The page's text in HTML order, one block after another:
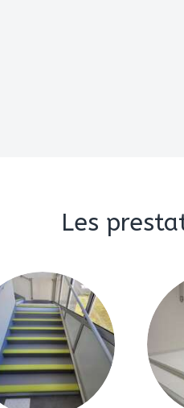
Les